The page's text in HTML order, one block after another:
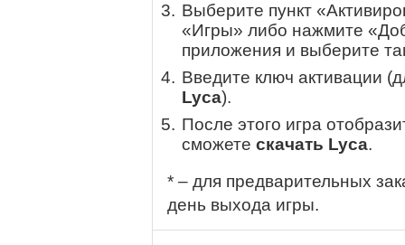
Выберите пункт
«Игры» либо нажмите
приложения и выберите
Введите ключ активации
Lyca).
После этого игра
сможете скачать Lyca.
* – для предварительных
день выхода игры.